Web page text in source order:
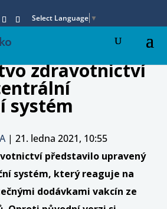
Select Language ▼
zdravotnictví
systém
|21. ledna 2021, 10:55
představilo upravený
systém, který reaguje na
dodávkami vakcín ze